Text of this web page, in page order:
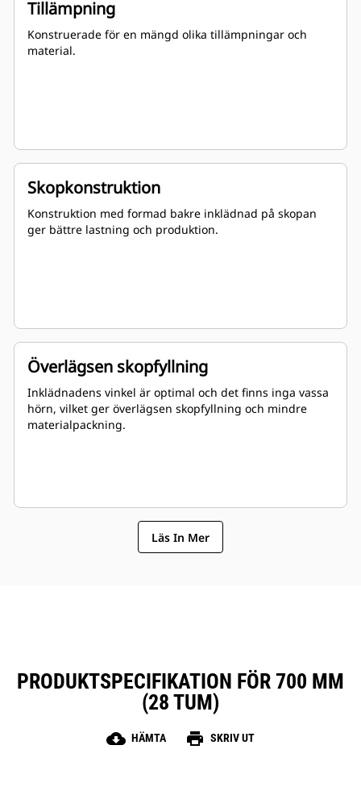
Tillämpning
Konstruerade för en mängd olika tillämpningar och
material.
Skopkonstruktion
Konstruktion med formad bakre inklädnad på skopan
ger bättre lastning och produktion.
Överlägsen skopfyllning
Inklädnadens vinkel är optimal och det finns inga vassa
hörn, vilket ger överlägsen skopfyllning och mindre
materialpackning.
Läs In Mer
PRODUKTSPECIFIKATION FÖR 700 MM
(28 TUM)
cloud_download HÄMTA print SKRIV UT